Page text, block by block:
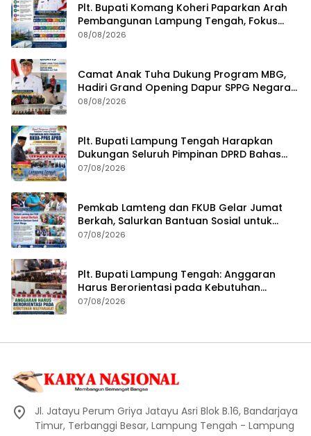
Plt. Bupati Komang Koheri Paparkan Arah
Pembangunan Lampung Tengah, Fokus
pada SDM, Ekonomi, Infrastruktur dan
08/08/2026
Camat Anak Tuha Dukung Program MBG,
Hadiri Grand Opening Dapur SPPG Negara
Aji Tua Lampung Tengah
08/08/2026
Plt. Bupati Lampung Tengah Harapkan
Dukungan Seluruh Pimpinan DPRD Bahas
RKUA-PPAS APBD Tahun 2027
07/08/2026
Pemkab Lamteng dan FKUB Gelar Jumat
Berkah, Salurkan Bantuan Sosial untuk
Warga
07/08/2026
Plt. Bupati Lampung Tengah: Anggaran
Harus Berorientasi pada Kebutuhan
Masyarakat
07/08/2026
Jl. Jatayu Perum Griya Jatayu Asri Blok B.16, Bandarjaya
Timur, Terbanggi Besar, Lampung Tengah - Lampung